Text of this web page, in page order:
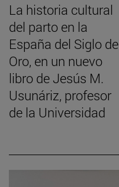
La historia cultural
del parto en la
España del Siglo de
Oro, en un nuevo
libro de Jesús M.
Usunáriz, profesor
de la Universidad